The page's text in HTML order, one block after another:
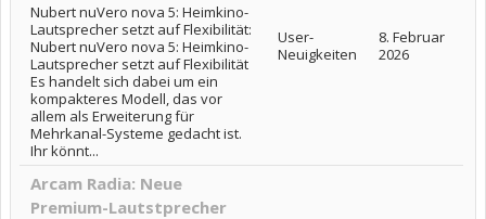
Nubert nuVero nova 5: Heimkino-
Lautsprecher setzt auf Flexibilität:
Nubert nuVero nova 5: Heimkino-
Lautsprecher setzt auf Flexibilität
Es handelt sich dabei um ein
kompakteres Modell, das vor
allem als Erweiterung für
Mehrkanal-Systeme gedacht ist.
Ihr könnt...
User-
Neuigkeiten
8. Februar
2026
Arcam Radia: Neue
Premium-Lautstprecher